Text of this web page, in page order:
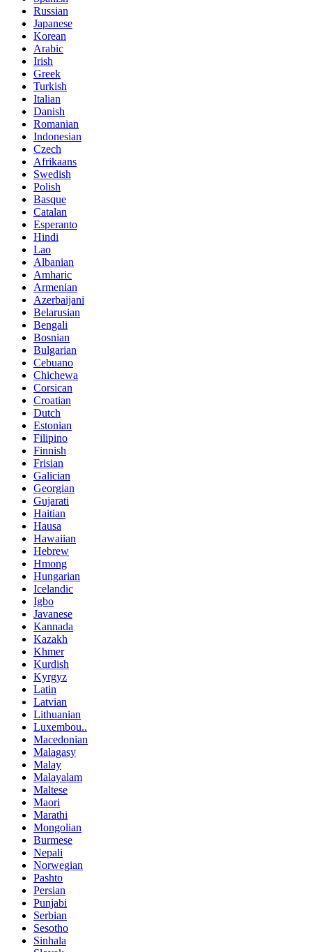
Russian
Japanese
Korean
Arabic
Irish
Greek
Turkish
Italian
Danish
Romanian
Indonesian
Czech
Afrikaans
Swedish
Polish
Basque
Catalan
Esperanto
Hindi
Lao
Albanian
Amharic
Armenian
Azerbaijani
Belarusian
Bengali
Bosnian
Bulgarian
Cebuano
Chichewa
Corsican
Croatian
Dutch
Estonian
Filipino
Finnish
Frisian
Galician
Georgian
Gujarati
Haitian
Hausa
Hawaiian
Hebrew
Hmong
Hungarian
Icelandic
Igbo
Javanese
Kannada
Kazakh
Khmer
Kurdish
Kyrgyz
Latin
Latvian
Lithuanian
Luxembou..
Macedonian
Malagasy
Malay
Malayalam
Maltese
Maori
Marathi
Mongolian
Burmese
Nepali
Norwegian
Pashto
Persian
Punjabi
Serbian
Sesotho
Sinhala